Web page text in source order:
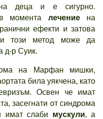
деца и е сигурно.
в момента лечение на
ефекти и затова
този метод може да
д-р Суик.
на Марфан мишки,
била уякчена, като
Освен че имат
засегнати от синдрома
имат слаби мускули, а